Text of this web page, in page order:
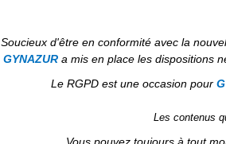
Soucieux d'être en conformité avec la
GYNAZUR a mis en place les dispositions
Le RGPD est une occasion pour
Les contenus